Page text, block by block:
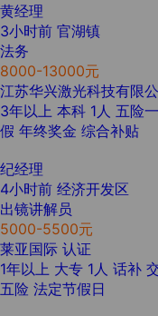
黄经理
3小时前 官湖镇
法务
8000-13000元
江苏华兴激光科技有限
3年以上 本科 1人 五险
假 年终奖金 综合补贴
纪经理
4小时前 经济开发区
出镜讲解员
5000-5500元
莱亚国际 认证
1年以上 大专 1人 话补
五险 法定节假日